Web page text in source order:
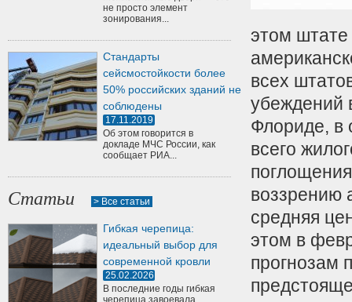
не просто элемент
зонирования...
Стандарты
сейсмостойкости более
50% российских зданий не
соблюдены
17.11.2019
Об этом говорится в
докладе МЧС России, как
сообщает РИА...
Статьи > Все статьи
Гибкая черепица:
идеальный выбор для
современной кровли
25.02.2026
В последние годы гибкая
черепица завоевала
этом
всех
убеждений
Флориде, в
всего
воззрению
средняя
этом в
прогнозам